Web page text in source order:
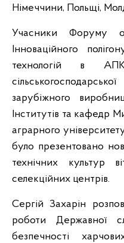
Німеччини, Польщі,
Учасники Форуму
Інноваційного
технологій в
зарубіжного
Інститутів та кафедр
аграрного
було презентовано
технічних культур
селекційних центрів.
Сергій Захарін
роботи Державної
безпечності